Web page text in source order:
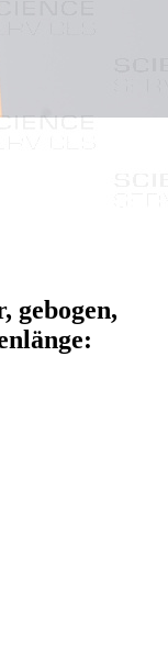
gebogen,